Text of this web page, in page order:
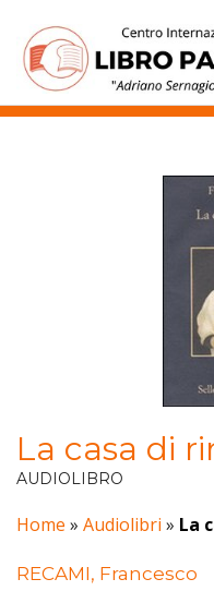
contenuto
La casa di
AUDIOLIBRO
Home » Audiolibri » La
RECAMI, Francesco